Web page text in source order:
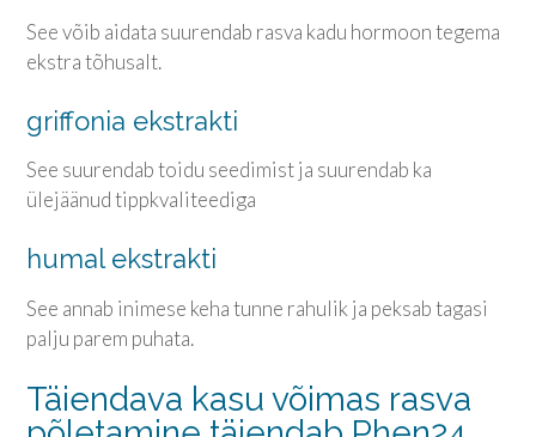
See võib aidata suurendab rasva kadu hormoon tegema
ekstra tõhusalt.
griffonia ekstrakti
See suurendab toidu seedimist ja suurendab ka
ülejäänud tippkvaliteediga
humal ekstrakti
See annab inimese keha tunne rahulik ja peksab tagasi
palju parem puhata.
Täiendava kasu võimas rasva